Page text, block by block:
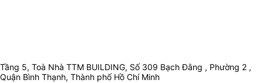
Tầng 5, Toà Nhà TTM BUILDING, Số 309 Bạch Đằng , Phường 2 ,
Quận Bình Thạnh, Thành phố Hồ Chí Minh